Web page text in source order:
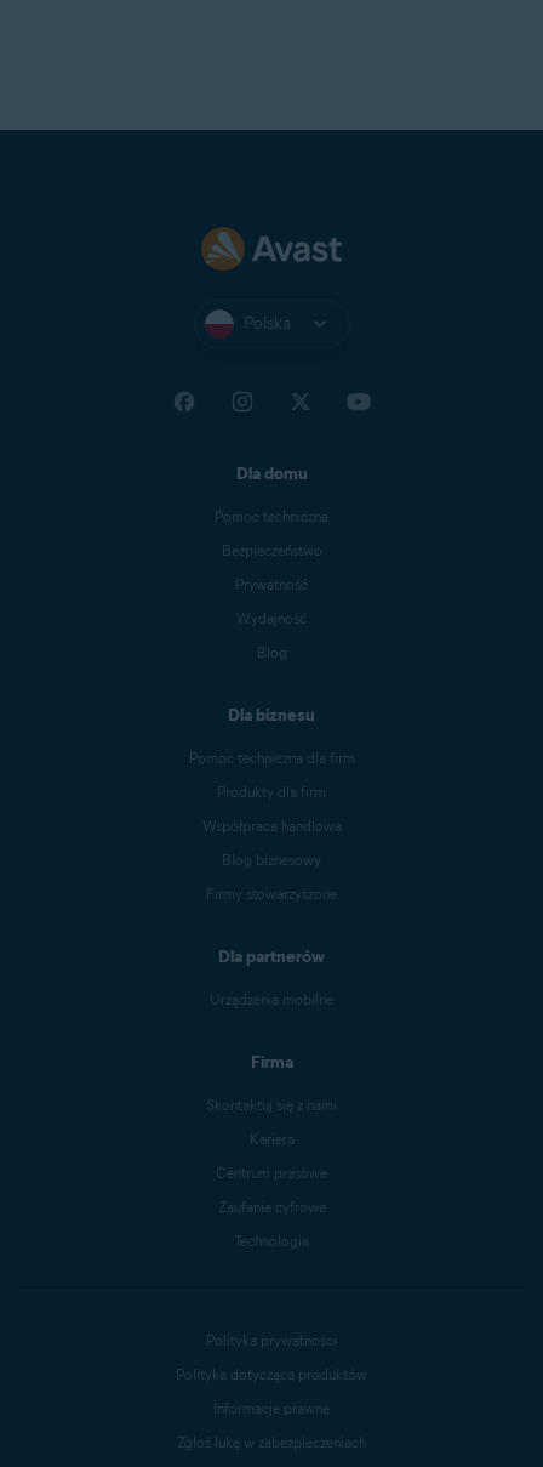
Polska
Dla domu
Pomoc techniczna
Bezpieczeństwo
Prywatność
Wydajność
Blog
Dla biznesu
Pomoc techniczna dla firm
Produkty dla firm
Współpraca handlowa
Blog biznesowy
Firmy stowarzyszone
Dla partnerów
Urządzenia mobilne
Firma
Skontaktuj się z nami
Kariera
Centrum prasowe
Zaufanie cyfrowe
Technologia
Polityka prywatności
Polityka dotycząca produktów
Informacje prawne
Zgłoś lukę w zabezpieczeniach